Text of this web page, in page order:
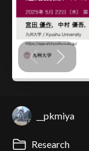
__pkmiya
Research